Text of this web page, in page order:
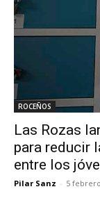
ROCEÑOS
Las Rozas
para reducir
entre los
Pilar Sanz - 5